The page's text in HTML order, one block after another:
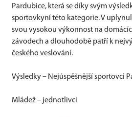
Pardubice, která se díky svým
sportovkyní této kategorie. V
svou vysokou výkonnost na
závodech a dlouhodobě patří k
českého veslování.
Výsledky – Nejúspěšnější sportovci
Mládež – jednotlivci